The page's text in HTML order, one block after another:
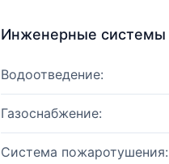
Инженерные системы
Водоотведение:
Газоснабжение:
Система пожаротушения: